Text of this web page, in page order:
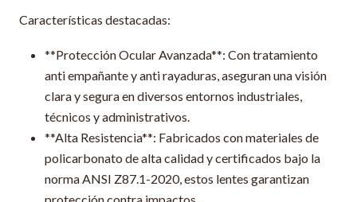
Características destacadas:
**Protección Ocular Avanzada**: Con tratamiento
anti empañante y anti rayaduras, aseguran una visión
clara y segura en diversos entornos industriales,
técnicos y administrativos.
**Alta Resistencia**: Fabricados con materiales de
policarbonato de alta calidad y certificados bajo la
norma ANSI Z87.1-2020, estos lentes garantizan